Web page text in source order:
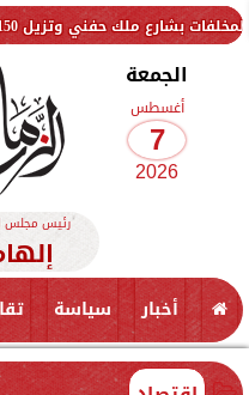
طنًا من المخلفات
الجمعة
أغسطس
7
2026
رئيس مجلس
أخبار سياسة